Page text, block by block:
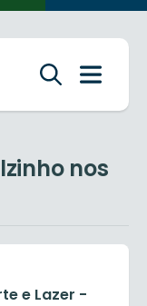
nos
e Lazer -